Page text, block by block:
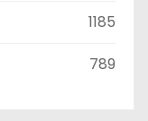
1185
789